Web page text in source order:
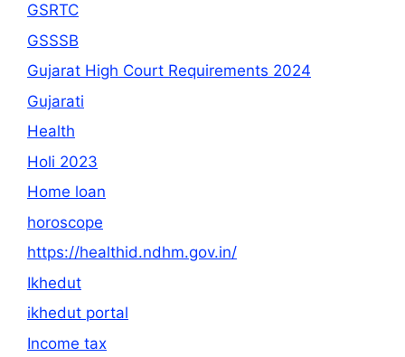
GSRTC
GSSSB
Gujarat High Court Requirements 2024
Gujarati
Health
Holi 2023
Home loan
horoscope
https://healthid.ndhm.gov.in/
Ikhedut
ikhedut portal
Income tax